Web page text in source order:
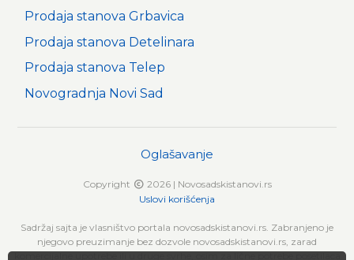
Prodaja stanova Grbavica
Prodaja stanova Detelinara
Prodaja stanova Telep
Novogradnja Novi Sad
Oglašavanje
Copyright
2026 | Novosadskistanovi.rs
Uslovi korišćenja
Sadržaj sajta je vlasništvo portala novosadskistanovi.rs. Zabranjeno je
njegovo preuzimanje bez dozvole novosadskistanovi.rs, zarad